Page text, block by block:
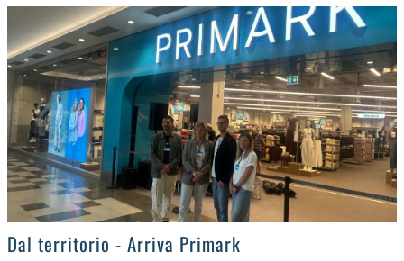
>
Dal territorio - Arriva Primark